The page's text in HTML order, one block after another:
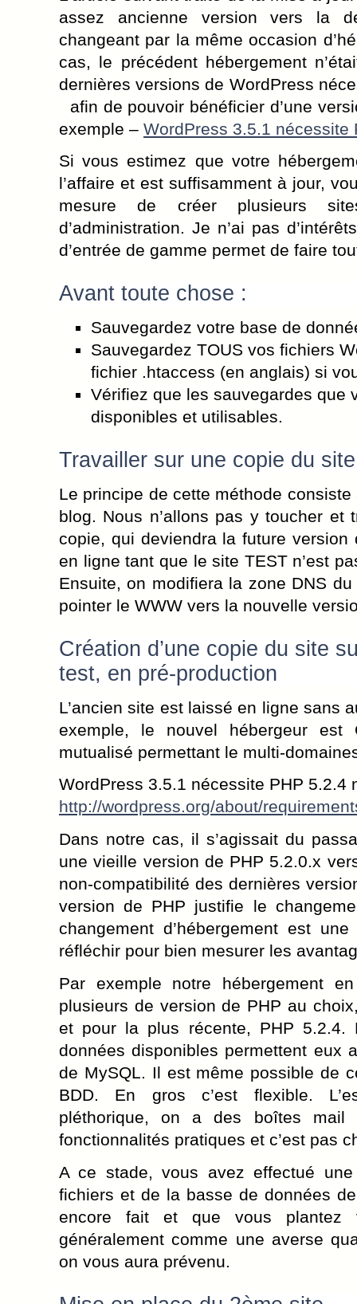
assez ancienne version vers la
changeant par la même occasion
cas, le précédent hébergement
dernières versions de WordPress
afin de pouvoir bénéficier d’une
exemple – WordPress 3.5.1 nécessite
Si vous estimez que votre
l’affaire et est suffisamment à jour,
mesure de créer plusieurs
d’administration. Je n’ai pas
d’entrée de gamme permet de faire
Avant toute chose :
Sauvegardez votre base de
Sauvegardez TOUS vos fichiers
fichier .htaccess (en anglais) si
Vérifiez que les sauvegardes que
disponibles et utilisables.
Travailler sur une copie du site
Le principe de cette méthode
blog. Nous n’allons pas y toucher et
copie, qui deviendra la future
en ligne tant que le site TEST n’est
Ensuite, on modifiera la zone DNS
pointer le WWW vers la nouvelle
Création d’une copie du site
test, en pré-production
L’ancien site est laissé en ligne sans
exemple, le nouvel hébergeur
mutualisé permettant le multi-
WordPress 3.5.1 nécessite PHP 5.2.4
http://wordpress.org/about/
Dans notre cas, il s’agissait du
une vieille version de PHP 5.2.0.x
non-compatibilité des dernières
version de PHP justifie le
changement d’hébergement est
réfléchir pour bien mesurer les
Par exemple notre hébergement
plusieurs de version de PHP au
et pour la plus récente, PHP 5.2.4.
données disponibles permettent eux
de MySQL. Il est même possible de
BDD. En gros c’est flexible.
pléthorique, on a des boîtes
fonctionnalités pratiques et c’est pas
A ce stade, vous avez effectué
fichiers et de la basse de données
encore fait et que vous
généralement comme une averse
on vous aura prévenu.